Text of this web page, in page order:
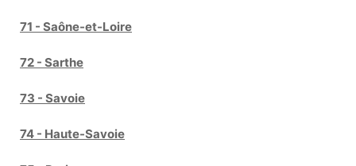
71 - Saône-et-Loire
72 - Sarthe
73 - Savoie
74 - Haute-Savoie